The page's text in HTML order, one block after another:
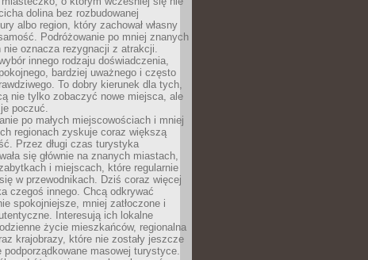
dolina bez rozbudowanej
albo region, który zachował własny
Podróżowanie po mniej znanych
nie oznacza rezygnacji z atrakcji.
innego rodzaju doświadczenia,
bardziej uważnego i często
To dobry kierunek dla tych,
nie tylko zobaczyć nowe miejsca, ale
poczuć.
po małych miejscowościach i mniej
regionach zyskuje coraz większą
Przez długi czas turystyka
się głównie na znanych miastach,
i miejscach, które regularnie
się w przewodnikach. Dziś coraz więcej
czegoś innego. Chcą odkrywać
spokojniejsze, mniej zatłoczone i
Interesują ich lokalne
życie mieszkańców, regionalna
krajobrazy, które nie zostały jeszcze
podporządkowane masowej turystyce.